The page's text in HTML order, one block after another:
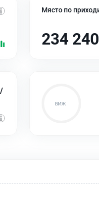
Място по
234 240